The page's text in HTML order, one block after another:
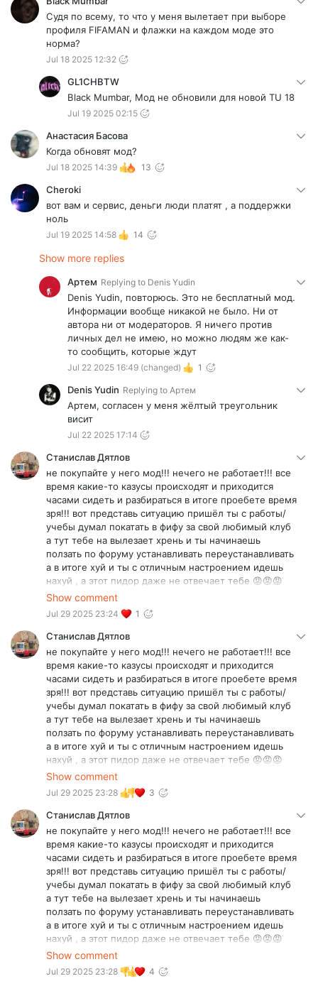
Судя по всему, то что у меня вылетает при выборе
профиля FIFAMAN и флажки на каждом моде это
норма?
Jul 18 2025 12:32
GL1CHBTW
Black Mumbar, Мод не обновили для новой TU 18
Jul 19 2025 02:15
Анастасия Басова
Когда обновят мод?
Jul 18 2025 14:39 13
Cheroki
вот вам и сервис, деньги люди платят , а поддержки
ноль
Jul 19 2025 14:58 14
Show more replies
Артем Replying to Denis Yudin
Denis Yudin, повторюсь. Это не бесплатный мод.
Информации вообще никакой не было. Ни от
автора ни от модераторов. Я ничего против
личных дел не имею, но можно людям же как-
то сообщить, которые ждут
Jul 22 2025 16:49 (changed) 1
Denis Yudin Replying to Артем
Артем, согласен у меня жёлтый треугольник
висит
Jul 22 2025 17:14
Станислав Дятлов
не покупайте у него мод!!! нечего не работает!!! все
время какие-то казусы происходят и приходится
часами сидеть и разбираться в итоге проебете время
зря!!! вот представь ситуацию пришёл ты с работы/
учебы думал покатать в фифу за свой любимый клуб
а тут тебе на вылезает хрень и ты начинаешь
ползать по форуму устанавливать переустанавливать
а в итоге хуй и ты с отличным настроением идешь
нахуй , а этот пидор даже не отвечает тебе 😡😡😡
вобщем не покупайте это какой-то рукожопое
рукоделие вечно лагающее вылетающие и ты еще
сам должен разбираться во всяких ошибках ‼️ А НЕ
СПОКОЙНО ИГРАТЬ!!!
Show comment
Jul 29 2025 23:24 1
Станислав Дятлов
не покупайте у него мод!!! нечего не работает!!! все
время какие-то казусы происходят и приходится
часами сидеть и разбираться в итоге проебете время
зря!!! вот представь ситуацию пришёл ты с работы/
учебы думал покатать в фифу за свой любимый клуб
а тут тебе на вылезает хрень и ты начинаешь
ползать по форуму устанавливать переустанавливать
а в итоге хуй и ты с отличным настроением идешь
нахуй , а этот пидор даже не отвечает тебе 😡😡😡
вобщем не покупайте это какой-то рукожопое
рукоделие вечно лагающее вылетающие и ты еще
сам должен разбираться во всяких ошибках ‼️ А НЕ
СПОКОЙНО ИГРАТЬ!!!
Show comment
Jul 29 2025 23:28 3
Станислав Дятлов
не покупайте у него мод!!! нечего не работает!!! все
время какие-то казусы происходят и приходится
часами сидеть и разбираться в итоге проебете время
зря!!! вот представь ситуацию пришёл ты с работы/
учебы думал покатать в фифу за свой любимый клуб
а тут тебе на вылезает хрень и ты начинаешь
ползать по форуму устанавливать переустанавливать
а в итоге хуй и ты с отличным настроением идешь
нахуй , а этот пидор даже не отвечает тебе 😡😡😡
вобщем не покупайте это какой-то рукожопое
рукоделие вечно лагающее вылетающие и ты еще
сам должен разбираться во всяких ошибках ‼️ А НЕ
Show comment
Jul 29 2025 23:28 4